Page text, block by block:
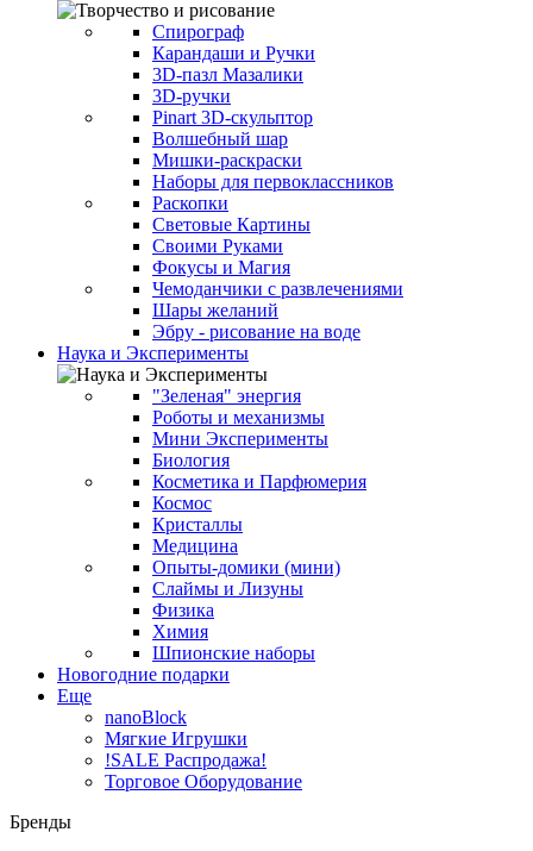
Спирограф
Карандаши и Ручки
3D-пазл Мазалики
3D-ручки
Pinart 3D-скульптор
Волшебный шар
Мишки-раскраски
Наборы для первоклассников
Раскопки
Световые Картины
Своими Руками
Фокусы и Магия
Чемоданчики с развлечениями
Шары желаний
Эбру - рисование на воде
Наука и Эксперименты
"Зеленая" энергия
Роботы и механизмы
Мини Эксперименты
Биология
Косметика и Парфюмерия
Космос
Кристаллы
Медицина
Опыты-домики (мини)
Слаймы и Лизуны
Физика
Химия
Шпионские наборы
Новогодние подарки
Еще
nanoBlock
Мягкие Игрушки
!SALE Распродажа!
Торговое Оборудование
Бренды